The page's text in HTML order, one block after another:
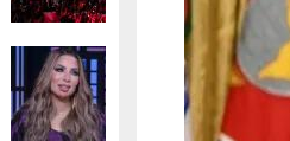
060801.jpeg